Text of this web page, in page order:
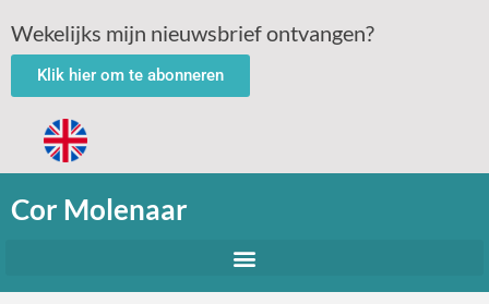
Wekelijks mijn nieuwsbrief ontvangen?
Klik hier om te abonneren
Cor Molenaar